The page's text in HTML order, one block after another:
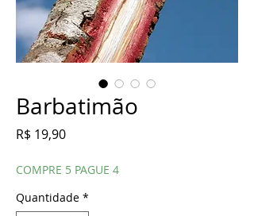
Barbatimão
R$ 19,90Preço
COMPRE 5 PAGUE 4
Quantidade *